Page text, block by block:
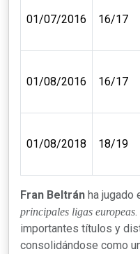
01/07/2016 16/17
01/08/2016 16/17
01/08/2018 18/19
Fran Beltrán ha
principales ligas europeas
importantes títulos y
consolidándose como